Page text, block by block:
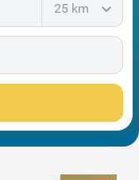
25 km